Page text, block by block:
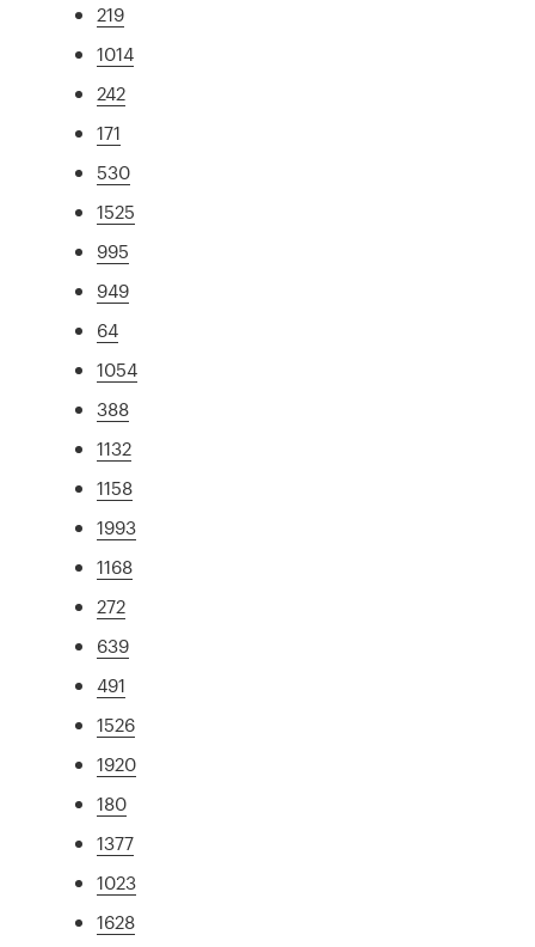
219
1014
242
171
530
1525
995
949
64
1054
388
1132
1158
1993
1168
272
639
491
1526
1920
180
1377
1023
1628